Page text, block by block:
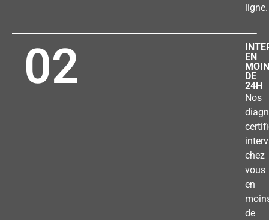
ligne.
02
EN
DE
24H
Nos
chez
vous
en
de